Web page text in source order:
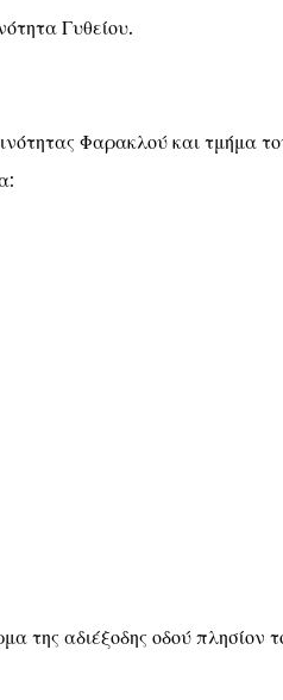
Γυθείου.
Φαρακλού και τμήμα
της αδιέξοδης οδού πλησίον